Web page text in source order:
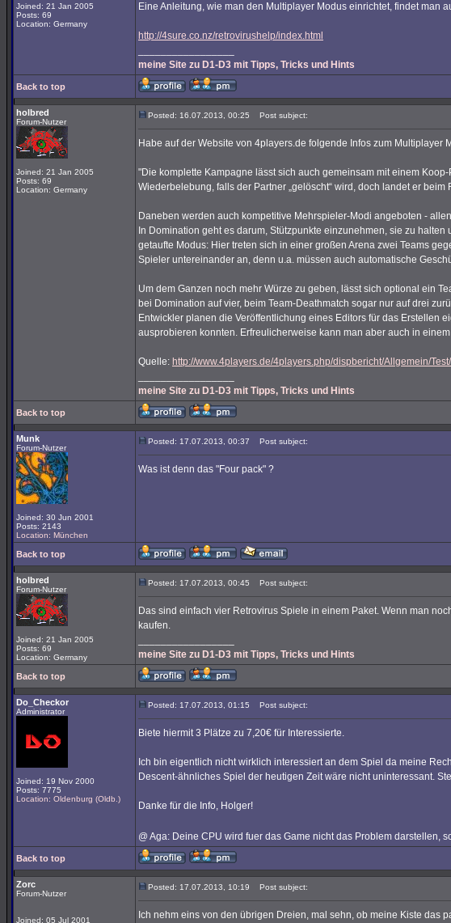
Joined: 21 Jan 2005
Posts: 69
Location: Germany
Eine Anleitung, wie man den Multiplayer Modus einrichtet, findet man
http://4sure.co.nz/retrovirushelp/index.html
meine Site zu D1-D3 mit Tipps, Tricks und Hints
Back to top
holbred
Forum-Nutzer
Joined: 21 Jan 2005
Posts: 69
Location: Germany
Posted: 16.07.2013, 00:25 Post subject:
Habe auf der Website von 4players.de folgende Infos zum Multiplayer
"Die komplette Kampagne lässt sich auch gemeinsam mit einem
Wiederbelebung, falls der Partner „gelöscht“ wird, doch landet er
Daneben werden auch kompetitive Mehrspieler-Modi angeboten -
In Domination geht es darum, Stützpunkte einzunehmen, sie zu
getaufte Modus: Hier treten sich in einer großen Arena zwei Teams
Spieler untereinander an, denn u.a. müssen auch automatische
Um dem Ganzen noch mehr Würze zu geben, lässt sich optional ein
bei Domination auf vier, beim Team-Deathmatch sogar nur auf drei
Entwickler planen die Veröffentlichung eines Editors für das Erstellen
ausprobieren konnten. Erfreulicherweise kann man aber auch in
Quelle: http://www.4players.de/4players.php/dispbericht/Allgemein/
meine Site zu D1-D3 mit Tipps, Tricks und Hints
Back to top
Munk
Forum-Nutzer
Joined: 30 Jun 2001
Posts: 2143
Location: München
Posted: 17.07.2013, 00:37 Post subject:
Was ist denn das "Four pack" ?
Back to top
holbred
Forum-Nutzer
Joined: 21 Jan 2005
Posts: 69
Location: Germany
Posted: 17.07.2013, 00:45 Post subject:
Das sind einfach vier Retrovirus Spiele in einem Paket. Wenn man
kaufen.
meine Site zu D1-D3 mit Tipps, Tricks und Hints
Back to top
Do_Checkor
Administrator
Joined: 19 Nov 2000
Posts: 7775
Location: Oldenburg (Oldb.)
Posted: 17.07.2013, 01:15 Post subject:
Biete hiermit 3 Plätze zu 7,20€ für Interessierte.
Ich bin eigentlich nicht wirklich interessiert an dem Spiel da meine
Descent-ähnliches Spiel der heutigen Zeit wäre nicht uninteressant.
Danke für die Info, Holger!
@ Aga: Deine CPU wird fuer das Game nicht das Problem darstellen,
Back to top
Zorc
Forum-Nutzer
Joined: 05 Jul 2001
Posted: 17.07.2013, 10:19 Post subject:
Ich nehm eins von den übrigen Dreien, mal sehn, ob meine Kiste das